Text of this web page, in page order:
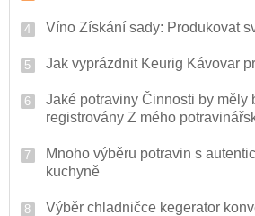
Víno Získání sady: Produkovat
Jak vyprázdnit Keurig Kávovar
Jaké potraviny Činnosti by měly
registrovány Z mého
Mnoho výběru potravin s
kuchyně
Výběr chladničce kegerator